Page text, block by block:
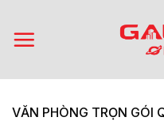
qua
nội
VĂN PHÒNG TRỌN GÓI